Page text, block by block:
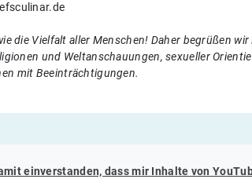
die Vielfalt aller Menschen! Daher begrüßen
und Weltanschauungen, sexueller
mit Beeinträchtigungen.
einverstanden, dass mir Inhalte von